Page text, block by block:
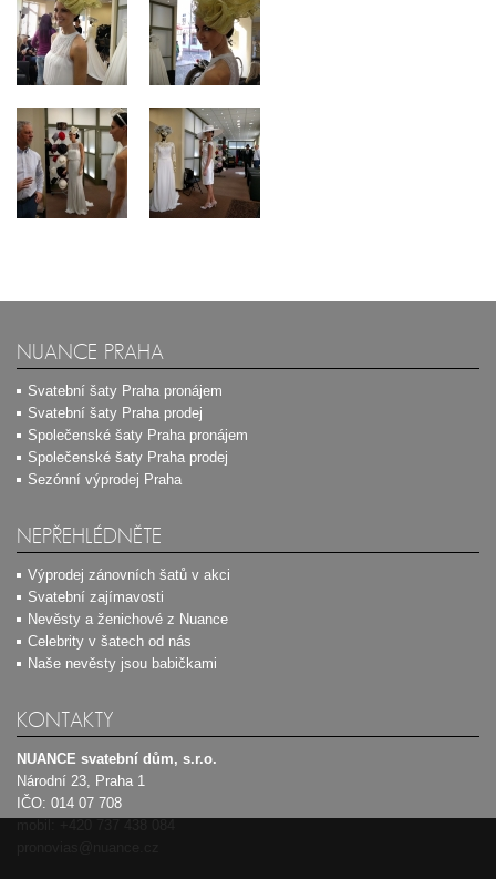
NUANCE PRAHA
Svatební šaty Praha pronájem
Svatební šaty Praha prodej
Společenské šaty Praha pronájem
Společenské šaty Praha prodej
Sezónní výprodej Praha
NEPŘEHLÉDNĚTE
Výprodej zánovních šatů v akci
Svatební zajímavosti
Nevěsty a ženichové z Nuance
Celebrity v šatech od nás
Naše nevěsty jsou babičkami
KONTAKTY
NUANCE svatební dům, s.r.o.
Národní 23, Praha 1
IČO: 014 07 708